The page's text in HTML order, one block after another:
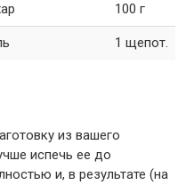
100 г
1 щепот.
из вашего
испечь ее до
и, в результате (на